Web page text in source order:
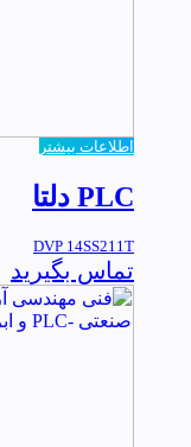
اطلاعات بیشتر
PLC دلتا
DVP 14SS211T
تماس بگیرید